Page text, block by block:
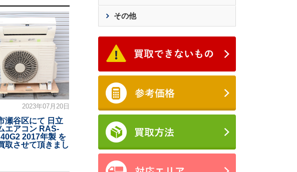
2023年07月20日
瀬谷区にて 日立
エアコン RAS-
2017年製 を
取させて頂きまし
その他